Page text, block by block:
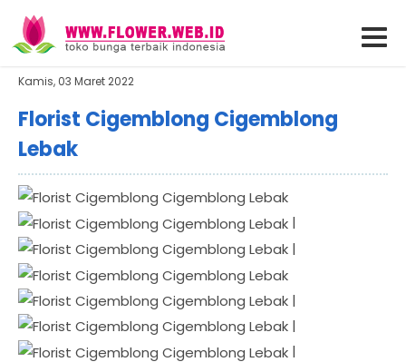
Kamis, 03 Maret 2022
Florist Cigemblong Cigemblong
Lebak
|
|
|
|
|